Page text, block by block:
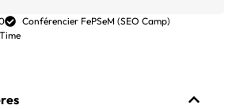
Conférencier FePSeM (SEO Camp)